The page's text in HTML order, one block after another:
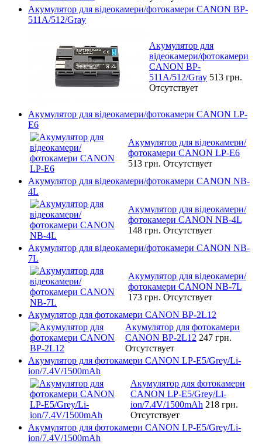
Акумулятор для відеокамери/фотокамери CANON BP-
511A/512/Gray
Акумулятор для
відеокамери/фотокамери
CANON BP-
511A/512/Gray 513 грн.
Отсутствует
Акумулятор для відеокамери/фотокамери CANON LP-
E6
Акумулятор для відеокамери/
фотокамери CANON LP-E6
513 грн. Отсутствует
Акумулятор для відеокамери/фотокамери CANON NB-
4L
Акумулятор для відеокамери/
фотокамери CANON NB-4L
148 грн. Отсутствует
Акумулятор для відеокамери/фотокамери CANON NB-
7L
Акумулятор для відеокамери/
фотокамери CANON NB-7L
173 грн. Отсутствует
Акумулятор для фотокамери CANON BP-2L12
Акумулятор для фотокамери
CANON BP-2L12 247 грн.
Отсутствует
Акумулятор для фотокамери CANON LP-E5/Grey/Li-
ion/7.4V/1500mAh
Акумулятор для фотокамери
CANON LP-E5/Grey/Li-
ion/7.4V/1500mAh 218 грн.
Отсутствует
Акумулятор для фотокамери CANON LP-E5/Grey/Li-
ion/7.4V/1500mAh